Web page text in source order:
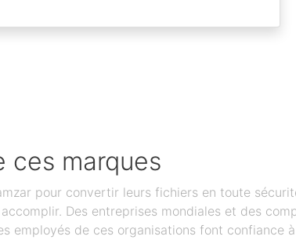
ces marques
pour convertir leurs fichiers en toute
Des entreprises mondiales et des
employés de ces organisations font confiance